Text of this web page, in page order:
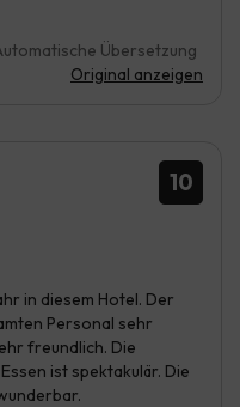
Übersetzung
Original anzeigen
10
in diesem Hotel. Der
Personal sehr
freundlich. Die
ist spektakulär. Die